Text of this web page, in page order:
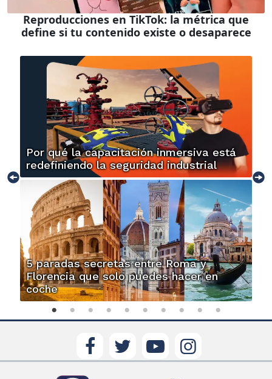
Reproducciones en TikTok: la métrica que
define si tu contenido existe o desaparece
Por qué la capacitación inmersiva está
redefiniendo la seguridad industrial
5 paradas secretas entre Roma y
Florencia que solo puedes hacer en
coche